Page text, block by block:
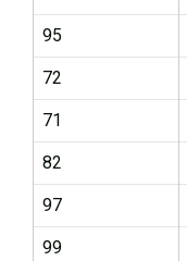
95
72
71
82
97
99